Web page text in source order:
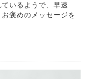
いるようで、早速
褒めのメッセージを